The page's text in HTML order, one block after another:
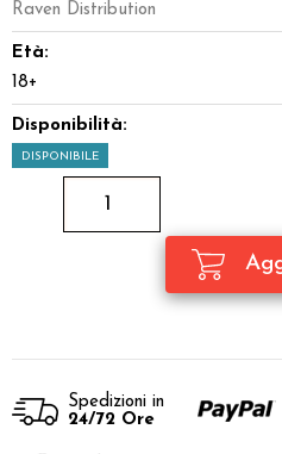
Raven Distribution
Età:
18+
Disponibilità:
DISPONIBILE
Spedizioni in
24/72 Ore